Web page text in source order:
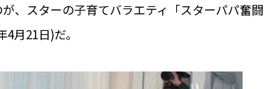
、スターの子育てバラエティ「スターパパ奮闘
月21日)だ。